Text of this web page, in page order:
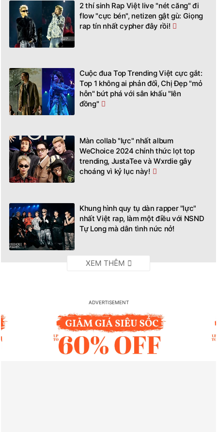
2 thí sinh Rap Việt live "nét căng" đi
flow "cực bén", netizen gật gù: Giọng
rap tín nhất cypher đây rồi!
Cuộc đua Top Trending Việt cực gắt:
Top 1 không ai phản đối, Chị Đẹp "mỏ
hỗn" bứt phá với sân khấu "lên
đồng"
Màn collab "lực" nhất album
WeChoice 2024 chính thức lọt top
trending, JustaTee và Wxrdie gây
choáng vì kỷ lục này!
Khung hình quy tụ dàn rapper "lực"
nhất Việt rap, làm một điều với NSND
Tự Long mà dân tình nức nở!